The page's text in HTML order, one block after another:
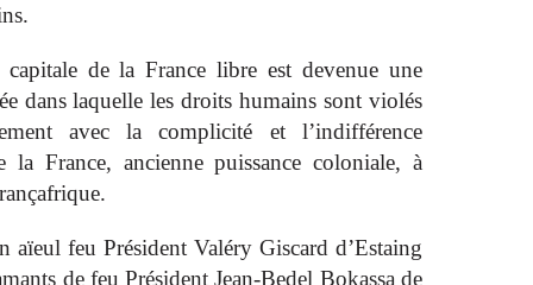
capitale de la France libre est devenue une
dans laquelle les droits humains sont violés
avec la complicité et l’indifférence
la France, ancienne puissance coloniale, à
aïeul feu Président Valéry Giscard d’Estaing
de feu Président Jean-Bedel Bokassa de